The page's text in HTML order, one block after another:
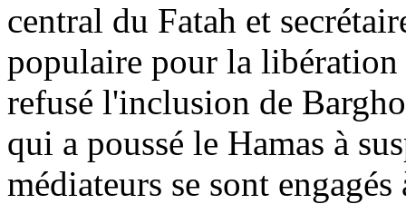
central du Fatah et
populaire pour la libération
refusé l'inclusion de
qui a poussé le Hamas à
médiateurs se sont